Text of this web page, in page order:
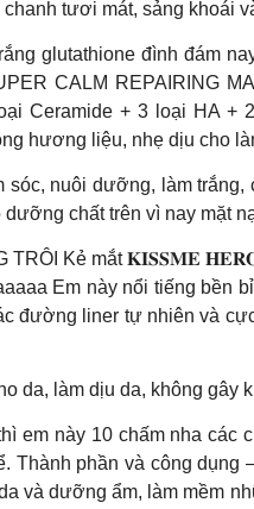
tươi mát, sảng
glutathione đình đám
CALM
Ceramide + 3 loại HA +
hương liệu, nhẹ dịu cho
nuôi dưỡng, làm
chất trên vì nay mặt
TRÔI Kẻ mắt 𝐊𝐈𝐒𝐒𝐌𝐄
Em này nổi tiếng bền
đường liner tự nhiên và
da, làm dịu da, không gây
thì em này 10 chấm nha
Thành phần và công
và dưỡng ẩm, làm mềm